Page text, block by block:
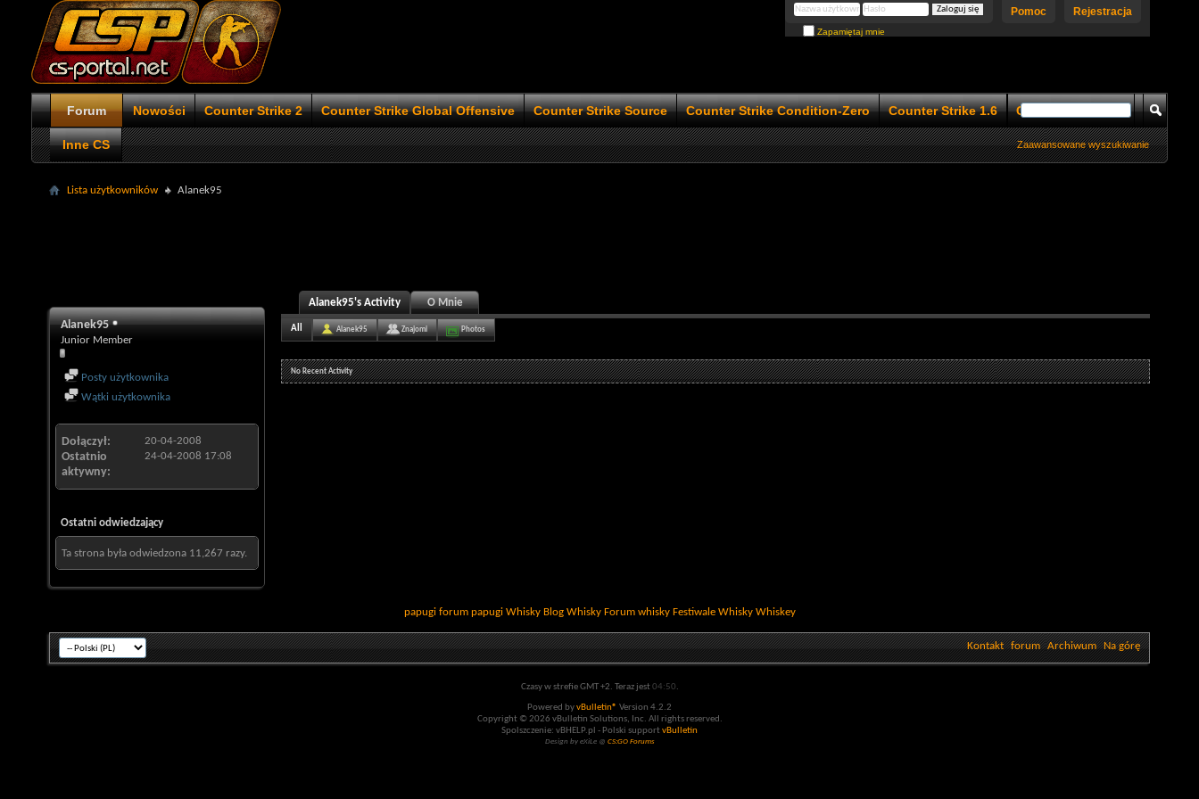
Rejestracja
Pomoc
Zapamiętaj mnie
Forum Nowości Counter Strike 2 Counter Strike Global Offensive Counter Strike Source Counter Strike Condition-Zero Counter Strike 1.6 Counter Strike 1.5
Inne CS Zaawansowane wyszukiwanie
Lista użytkowników Alanek95
Alanek95
Junior Member
Posty użytkownika
Wątki użytkownika
Dołączył 20-04-2008
Ostatnio
aktywny
24-04-2008 17:08
Ostatni odwiedzający
Ta strona była odwiedzona 11,267 razy.
Alanek95's Activity O Mnie
All Alanek95 Znajomi Photos
No Recent Activity
papugi forum papugi Whisky Blog Whisky Forum whisky Festiwale Whisky Whiskey
Kontakt forum Archiwum Na górę
Czasy w strefie GMT +2. Teraz jest04:50.
Powered byvBulletin® Version 4.2.2
Copyright © 2026 vBulletin Solutions, Inc. All rights reserved.
Spolszczenie: vBHELP.pl - Polski supportvBulletin
Design by eXiLe @ CS:GO Forums